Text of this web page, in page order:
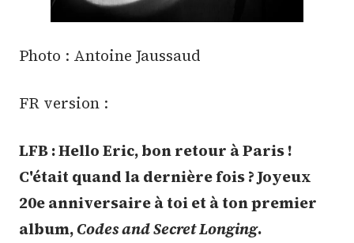
Photo : Antoine Jaussaud
FR version :
LFB : Hello Eric, bon retour à Paris !
C'était quand la dernière fois ? Joyeux
20e anniversaire à toi et à ton premier
album,Codes and Secret Longing.